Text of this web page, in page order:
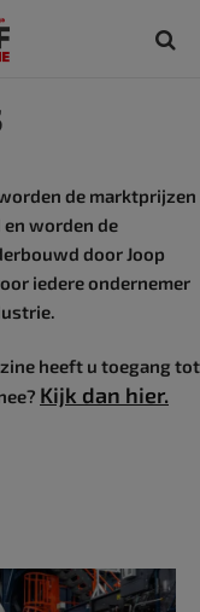
de marktprijzen
worden de
door Joop
iedere ondernemer
heeft u toegang tot
Kijk dan hier.